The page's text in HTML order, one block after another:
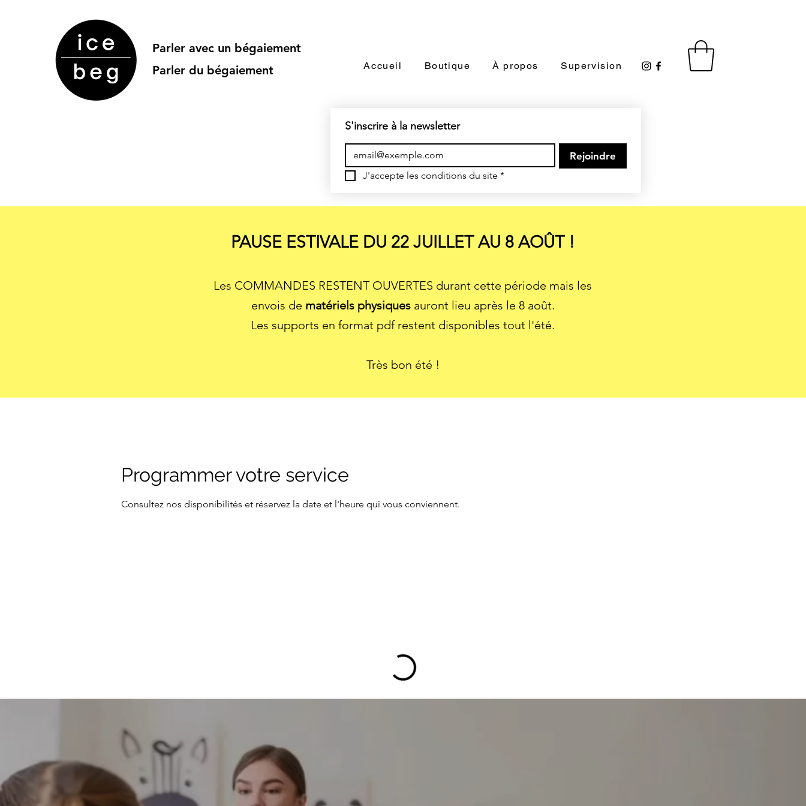
Parler avec un bégaiement
Parler du bégaiement
Accueil Boutique À propos Supervision
S'inscrire à la newsletter
Rejoindre
J'accepte les conditions du site *
PAUSE ESTIVALE DU 22 JUILLET AU 8 AOÛT !
Les COMMANDES RESTENT OUVERTES durant cette période mais les
envois de matériels physiquesauront lieu après le 8 août.
Les supports en format pdf restent disponibles tout l'été.
Très bon été !
Programmer votre service
Consultez nos disponibilités et réservez la date et l'heure qui vous conviennent.